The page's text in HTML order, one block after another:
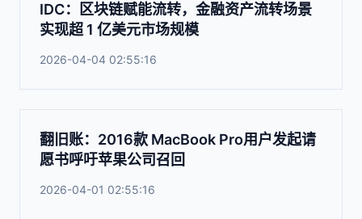
IDC：区块链赋能流转，金融资产流转场景
实现超 1 亿美元市场规模
2026-04-04 02:55:16
翻旧账：2016款 MacBook Pro用户发起请
愿书呼吁苹果公司召回
2026-04-01 02:55:16